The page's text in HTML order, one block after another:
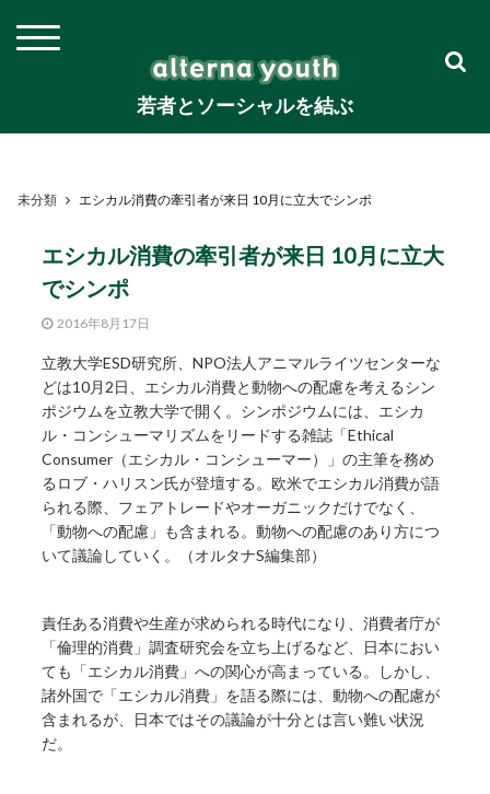
若者とソーシャルを結ぶ
未分類 エシカル消費の牽引者が来日 10月に立大でシンポ
エシカル消費の牽引者が来日 10月に立大
でシンポ
2016年8月17日
立教大学ESD研究所、NPO法人アニマルライツセンターな
どは10月2日、エシカル消費と動物への配慮を考えるシン
ポジウムを立教大学で開く。シンポジウムには、エシカ
ル・コンシューマリズムをリードする雑誌「Ethical
Consumer（エシカル・コンシューマー）」の主筆を務め
るロブ・ハリスン氏が登壇する。欧米でエシカル消費が語
られる際、フェアトレードやオーガニックだけでなく、
「動物への配慮」も含まれる。動物への配慮のあり方につ
いて議論していく。（オルタナS編集部）
責任ある消費や生産が求められる時代になり、消費者庁が
「倫理的消費」調査研究会を立ち上げるなど、日本におい
ても「エシカル消費」への関心が高まっている。しかし、
諸外国で「エシカル消費」を語る際には、動物への配慮が
含まれるが、日本ではその議論が十分とは言い難い状況
だ。